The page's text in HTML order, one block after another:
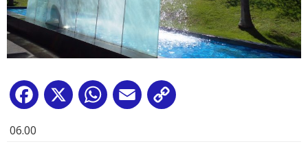
Facebook
X WhatsApp
Email
06.00